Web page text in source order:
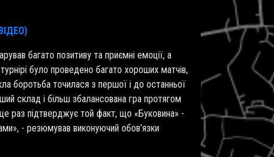
багато позитиву та приємні емоції, а
було проведено багато хороших матчів,
боротьба точилася з першої і до останньої
склад і більш збалансована гра протягом
раз підтверджує той факт, що «Буковина» -
- резюмував виконуючий обов’язки